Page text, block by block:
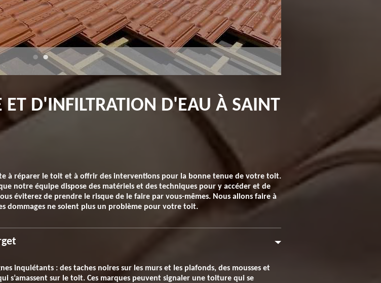
ET D'INFILTRATION D'EAU À SAINT
à réparer le toit et à offrir des interventions pour la bonne tenue de votre toit.
notre équipe dispose des matériels et des techniques pour y accéder et de
éviterez de prendre le risque de le faire par vous-mêmes. Nous allons faire à
dommages ne soient plus un problème pour votre toit.
inquiétants : des taches noires sur les murs et les plafonds, des mousses et
s’amassent sur le toit. Ces marques peuvent signaler une toiture qui se